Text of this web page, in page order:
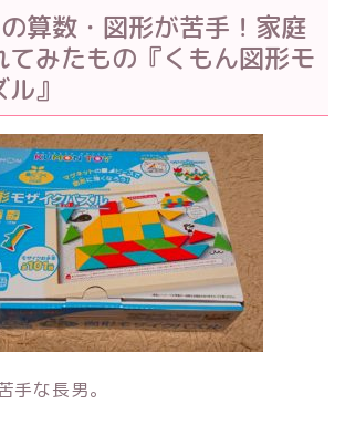
算数・図形が苦手！家庭
てみたもの『くもん図形モ
』
手な長男。